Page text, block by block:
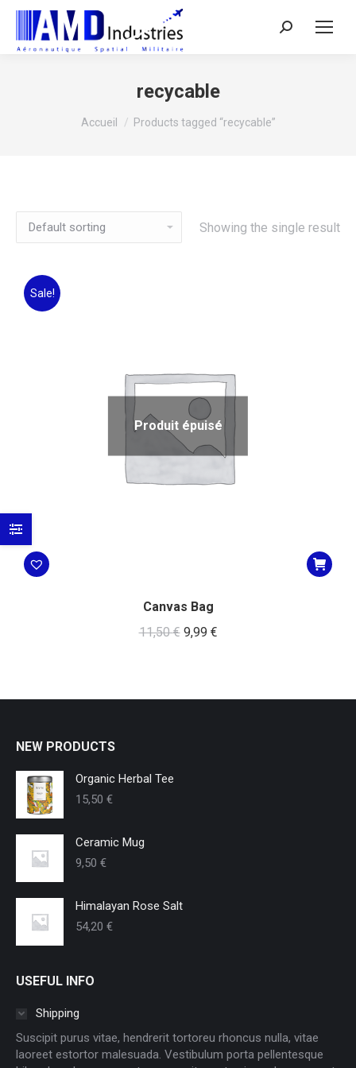
Search:
recycable
Vous êtes ici :
Accueil Products tagged “recycable”
Showing the single result
Sale!
Produit épuisé
Canvas Bag
11,50€ 9,99 €
NEW PRODUCTS
Organic Herbal Tee
15,50 €
Ceramic Mug
9,50 €
Himalayan Rose Salt
54,20 €
USEFUL INFO
Shipping
Suscipit purus vitae, hendrerit tortoreu rhoncus nulla, vitae
laoreet estortor malesuada. Vestibulum porta pellentesque